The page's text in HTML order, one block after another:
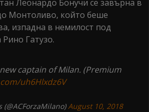
Леонардо Бонучи се завърна в
Монтоливо, който беше
изпадна в немилост под
Гатузо.
captain of Milan. (Premium
uh6Hlxdz6V
August 10, 2018